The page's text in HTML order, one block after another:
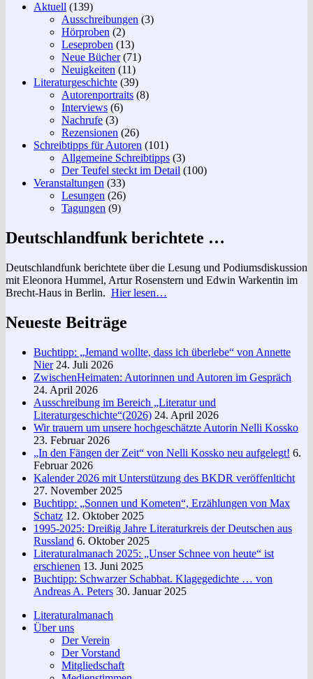
Aktuell (139)
Ausschreibungen (3)
Hörproben (2)
Leseproben (13)
Neue Bücher(71)
Neuigkeiten (11)
Literaturgeschichte (39)
Autorenportraits (8)
Interviews (6)
Nachrufe (3)
Rezensionen (26)
Schreibtipps für Autoren (101)
Allgemeine Schreibtipps (3)
Der Teufel steckt im Detail (100)
Veranstaltungen (33)
Lesungen (26)
Tagungen (9)
Deutschlandfunk berichtete …
Deutschlandfunk berichtete über die Lesung und Podiumsdiskussion
mit Eleonora Hummel, Artur Rosenstern und Edwin Warkentin im
Brecht-Haus in Berlin. Hier lesen…
Neueste Beiträge
Buchtipp: „Jemand wollte, dass ich überlebe“ von Annette
Nier 24. Juli 2026
ZwischenHeimaten: Autorinnen und Autoren im Gespräch
24. April 2026
Ausschreibung im Bereich „Literatur und
Literaturgeschichte“(2026) 24. April 2026
Wir trauern um unsere hochgeschätzte Autorin Nelli Kossko
23. Februar 2026
„In den Fängen der Zeit“ von Nelli Kossko neu aufgelegt! 6.
Februar 2026
Kalender 2026 mit Unterstützung des BKDR veröffenlticht
27. November 2025
Buchtipp: „Sonnen und Kometen“, Erzählungen von Max
Schatz 12. Oktober 2025
1995-2025: Dreißig Jahre Literaturkreis der Deutschen aus
Russland 6. Oktober 2025
Literaturalmanach 2025: „Unser Schnee von heute“ ist
erschienen 13. Juni 2025
Buchtipp: Schwarzer Schabbat. Klagegedichte … von
Andreas A. Peters 30. Januar 2025
Literaturalmanach
Über uns
Der Verein
Der Vorstand
Mitgliedschaft